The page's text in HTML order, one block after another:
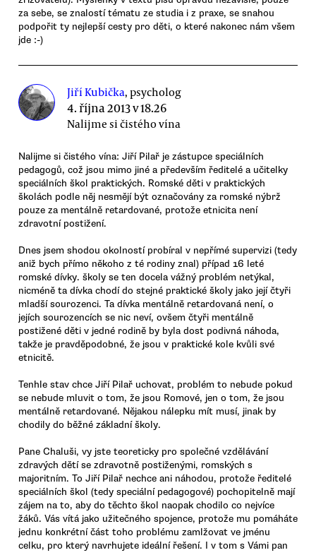
za sebe, se znalostí tématu ze studia i z praxe, se snahou
podpořit ty nejlepší cesty pro děti, o které nakonec nám všem
jde :-)
Jiří Kubička, psycholog
4. října 2013 v 18.26
Nalijme si čistého vína
Nalijme si čistého vína: Jiří Pilař je zástupce speciálních
pedagogů, což jsou mimo jiné a především ředitelé a učitelky
speciálních škol praktických. Romské děti v praktických
školách podle něj nesmějí být označovány za romské nýbrž
pouze za mentálně retardované, protože etnicita není
zdravotní postižení.
Dnes jsem shodou okolností probíral v nepřímé supervizi (tedy
aniž bych přímo někoho z té rodiny znal) případ 16 leté
romské dívky. školy se ten docela vážný problém netýkal,
nicméně ta dívka chodí do stejné praktické školy jako její čtyři
mladší sourozenci. Ta dívka mentálně retardovaná není, o
jejích sourozencích se nic neví, ovšem čtyři mentálně
postižené děti v jedné rodině by byla dost podivná náhoda,
takže je pravděpodobné, že jsou v praktické kole kvůli své
etnicitě.
Tenhle stav chce Jiří Pilař uchovat, problém to nebude pokud
se nebude mluvit o tom, že jsou Romové, jen o tom, že jsou
mentálně retardované. Nějakou nálepku mít musí, jinak by
chodily do běžné základní školy.
Pane Chaluši, vy jste teoreticky pro společné vzdělávání
zdravých dětí se zdravotně postiženými, romských s
majoritním. To Jiří Pilař nechce ani náhodou, protože ředitelé
speciálních škol (tedy speciální pedagogové) pochopitelně mají
zájem na to, aby do těchto škol naopak chodilo co nejvíce
žáků. Vás vítá jako užitečného spojence, protože mu pomáháte
jednu konkrétní část toho problému zamlžovat ve jménu
celku, pro který navrhujete ideální řešení. I v tom s Vámi pan